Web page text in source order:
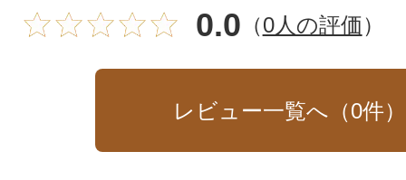
0.0 （0人の評価）
レビュー一覧へ（0件）